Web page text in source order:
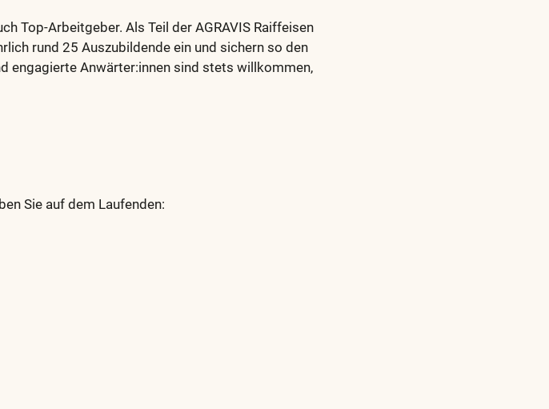
Top-Arbeitgeber. Als Teil der AGRAVIS Raiffeisen
rund 25 Auszubildende ein und sichern so den
engagierte Anwärter:innen sind stets willkommen,
Sie auf dem Laufenden: